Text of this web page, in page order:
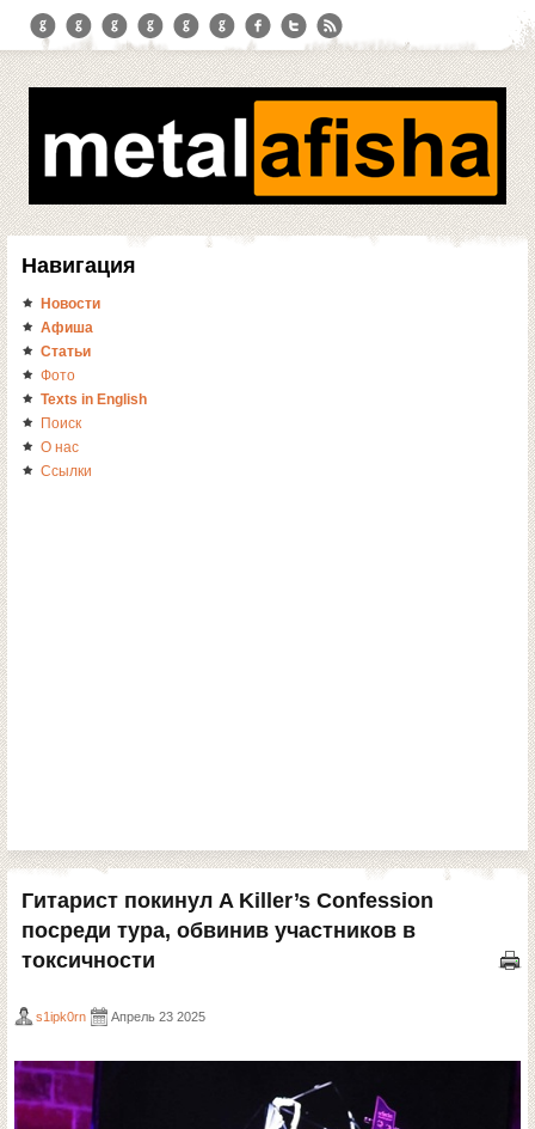
Навигация
Новости
Афиша
Статьи
Фото
Texts in English
Поиск
О нас
Ссылки
Гитарист покинул A Killer’s Confession
посреди тура, обвинив участников в
токсичности
s1ipk0rn Апрель 23 2025